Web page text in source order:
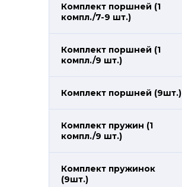
Комплект поршней (1
компл./7-9 шт.)
Комплект поршней (1
компл./9 шт.)
Комплект поршней (9шт.)
Комплект пружин (1
компл./9 шт.)
Комплект пружинок
(9шт.)